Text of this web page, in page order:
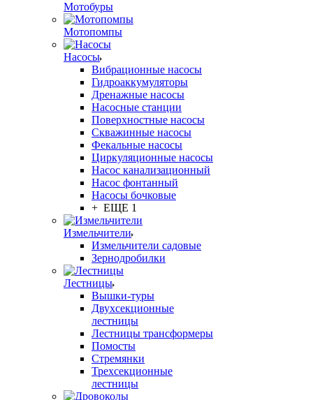
Мотобуры
Мотопомпы
Насосы
Вибрационные насосы
Гидроаккумуляторы
Дренажные насосы
Насосные станции
Поверхностные насосы
Скважинные насосы
Фекальные насосы
Циркуляционные насосы
Насос канализационный
Насос фонтанный
Насосы бочковые
+ ЕЩЕ 1
Измельчители
Измельчители садовые
Зернодробилки
Лестницы
Вышки-туры
Двухсекционные
лестницы
Лестницы трансформеры
Помосты
Стремянки
Трехсекционные
лестницы